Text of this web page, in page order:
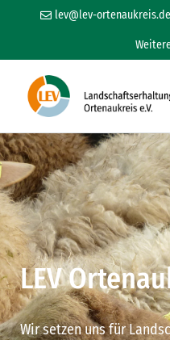
lev@lev-ortenaukreis.de
LEV
Wir setzen uns für